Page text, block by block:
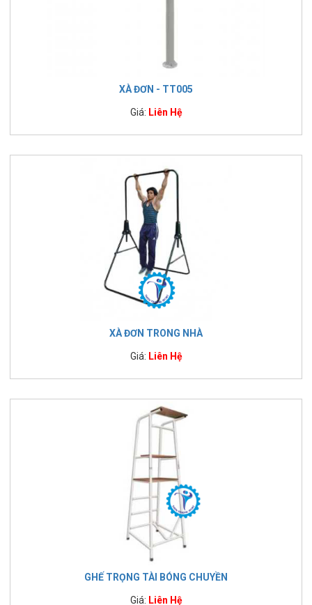
XÀ ĐƠN - TT005
Giá: Liên Hệ
XÀ ĐƠN TRONG NHÀ
Giá: Liên Hệ
GHẾ TRỌNG TÀI BÓNG CHUYỀN
Giá: Liên Hệ